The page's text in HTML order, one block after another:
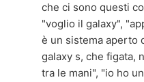
che ci sono questi
"voglio il galaxy",
è un sistema aperto
galaxy s, che figata,
tra le mani", "io ho